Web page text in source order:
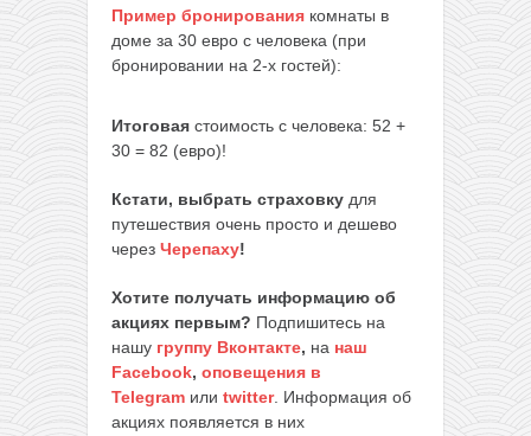
Пример бронирования комнаты в
доме за 30 евро с человека (при
бронировании на 2-х гостей):
Итоговая стоимость с человека: 52 +
30 = 82 (евро)!
Кстати, выбрать страховку для
путешествия очень просто и дешево
через Черепаху!
Хотите получать информацию об
акциях первым? Подпишитесь на
нашу группу Вконтакте, на наш
Facebook, оповещения в
Telegram или twitter. Информация об
акциях появляется в них